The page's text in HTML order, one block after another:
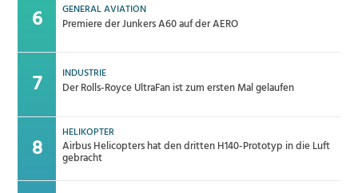
GENERAL AVIATION
Premiere der Junkers A60 auf der AERO
INDUSTRIE
Der Rolls-Royce UltraFan ist zum ersten Mal gelaufen
HELIKOPTER
Airbus Helicopters hat den dritten H140-Prototyp in die Luft
gebracht